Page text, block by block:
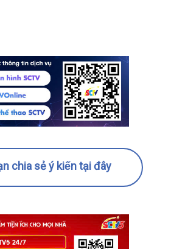
chia sẻ ý kiến tại đây